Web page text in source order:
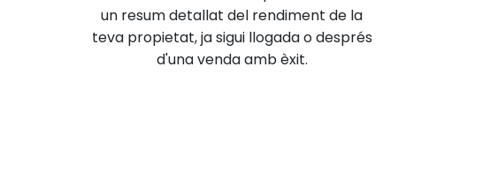
un resum detallat del rendiment de la
teva propietat, ja sigui llogada o després
d'una venda amb èxit.